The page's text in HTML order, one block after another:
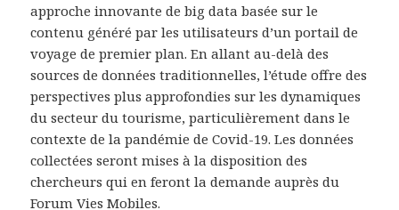
approche innovante de big data basée sur le
contenu généré par les utilisateurs d’un portail de
voyage de premier plan. En allant au-delà des
sources de données traditionnelles, l’étude offre des
perspectives plus approfondies sur les dynamiques
du secteur du tourisme, particulièrement dans le
contexte de la pandémie de Covid-19. Les données
collectées seront mises à la disposition des
chercheurs qui en feront la demande auprès du
Forum Vies Mobiles.